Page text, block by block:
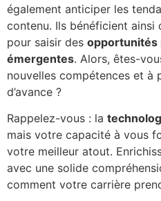
également anticiper les
contenu. Ils bénéficient ainsi
pour saisir des opportunités
émergentes. Alors, êtes-
nouvelles compétences et à
d’avance ?
Rappelez-vous : la
mais votre capacité à vous
votre meilleur atout.
avec une solide
comment votre carrière